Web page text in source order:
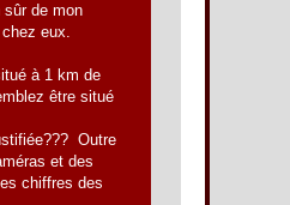
de mon
eux.
à 1 km de
être situé
Outre
et des
chiffres des